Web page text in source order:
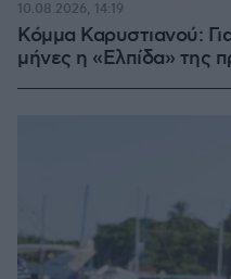
Κόμμα Καρυστιανού:
μήνες η «Ελπίδα» της
10.08.2026, 14:19